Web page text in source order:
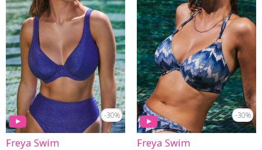
-30%
Freya Swim
-30%
Freya Swim